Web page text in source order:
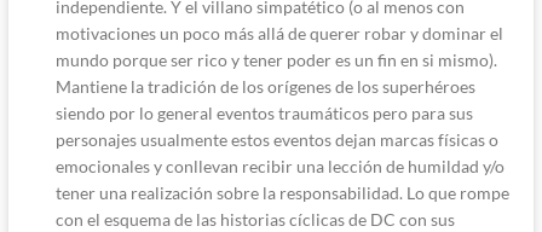
independiente. Y el villano simpatético (o al menos con
motivaciones un poco más allá de querer robar y dominar el
mundo porque ser rico y tener poder es un fin en si mismo).
Mantiene la tradición de los orígenes de los superhéroes
siendo por lo general eventos traumáticos pero para sus
personajes usualmente estos eventos dejan marcas físicas o
emocionales y conllevan recibir una lección de humildad y/o
tener una realización sobre la responsabilidad. Lo que rompe
con el esquema de las historias cíclicas de DC con sus